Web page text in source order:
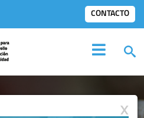
CONTACTO
X